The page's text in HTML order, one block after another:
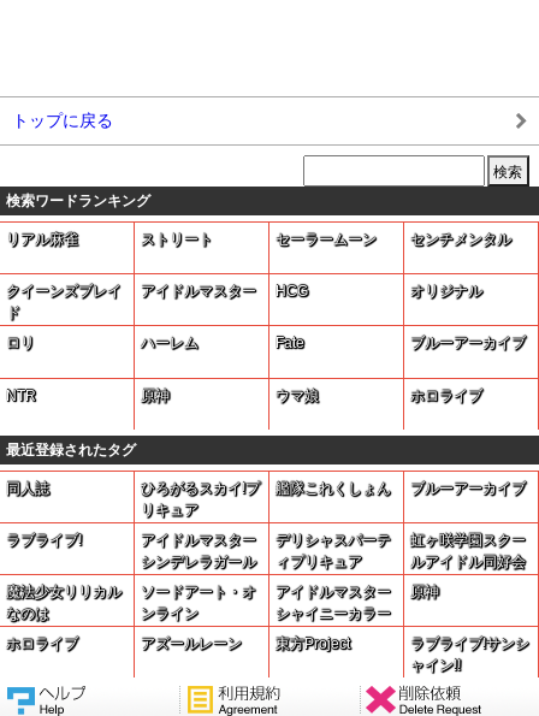
トップに戻る
検索ワードランキング
リアル麻雀 ストリート セーラームーン センチメンタル
クイーンズブレイ
ド
アイドルマスター HCG オリジナル
ロリ ハーレム Fate ブルーアーカイブ
NTR 原神 ウマ娘 ホロライブ
最近登録されたタグ
同人誌
ひろがるスカイ!プ
リキュア
艦隊これくしょん ブルーアーカイブ
ラブライブ!
アイドルマスター
シンデレラガール
ズ
デリシャスパーテ
ィプリキュア
虹ヶ咲学園スクー
ルアイドル同好会
魔法少女リリカル
なのは
ソードアート・オ
ンライン
アイドルマスター
シャイニーカラー
ズ
原神
ホロライブ アズールレーン 東方Project
ラブライブ!サンシ
ャイン!!